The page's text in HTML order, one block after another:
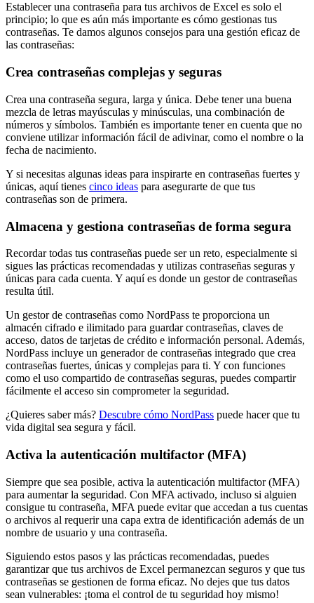
Establecer una contraseña para tus archivos de Excel es solo el
principio; lo que es aún más importante es cómo gestionas tus
contraseñas. Te damos algunos consejos para una gestión eficaz de
las contraseñas:
Crea contraseñas complejas y seguras
Crea una contraseña segura, larga y única. Debe tener una buena
mezcla de letras mayúsculas y minúsculas, una combinación de
números y símbolos. También es importante tener en cuenta que no
conviene utilizar información fácil de adivinar, como el nombre o la
fecha de nacimiento.
Y si necesitas algunas ideas para inspirarte en contraseñas fuertes y
únicas, aquí tienes cinco ideas para asegurarte de que tus
contraseñas son de primera.
Almacena y gestiona contraseñas de forma segura
Recordar todas tus contraseñas puede ser un reto, especialmente si
sigues las prácticas recomendadas y utilizas contraseñas seguras y
únicas para cada cuenta. Y aquí es donde un gestor de contraseñas
resulta útil.
Un gestor de contraseñas como NordPass te proporciona un
almacén cifrado e ilimitado para guardar contraseñas, claves de
acceso, datos de tarjetas de crédito e información personal. Además,
NordPass incluye un generador de contraseñas integrado que crea
contraseñas fuertes, únicas y complejas para ti. Y con funciones
como el uso compartido de contraseñas seguras, puedes compartir
fácilmente el acceso sin comprometer la seguridad.
¿Quieres saber más? Descubre cómo NordPass puede hacer que tu
vida digital sea segura y fácil.
Activa la autenticación multifactor (MFA)
Siempre que sea posible, activa la autenticación multifactor (MFA)
para aumentar la seguridad. Con MFA activado, incluso si alguien
consigue tu contraseña, MFA puede evitar que accedan a tus cuentas
o archivos al requerir una capa extra de identificación además de un
nombre de usuario y una contraseña.
Siguiendo estos pasos y las prácticas recomendadas, puedes
garantizar que tus archivos de Excel permanezcan seguros y que tus
contraseñas se gestionen de forma eficaz. No dejes que tus datos
sean vulnerables: ¡toma el control de tu seguridad hoy mismo!